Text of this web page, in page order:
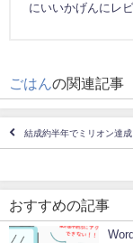
にいいかげんにレ
ごはん の関連記事
結成約半年でミリオン達
おすすめの記事